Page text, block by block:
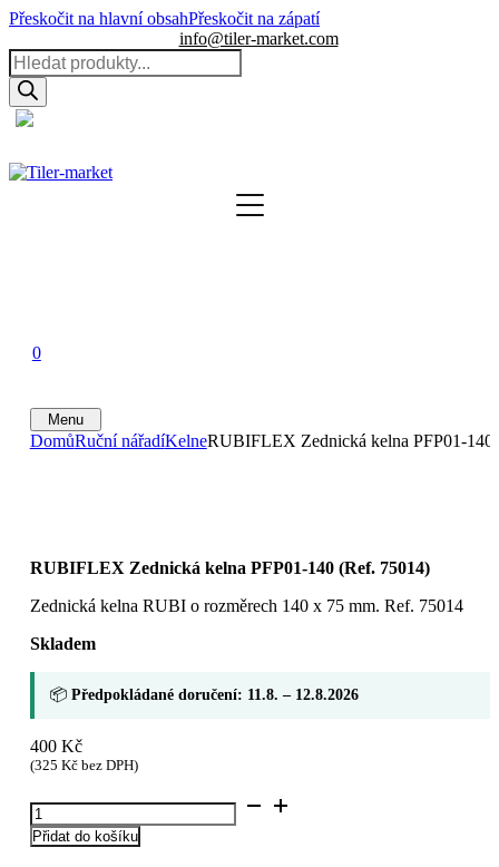
Přeskočit na hlavní obsahPřeskočit na zápatí
info@tiler-market.com
Products
search
0
Menu
DomůRuční nářadíKelneRUBIFLEX Zednická kelna PFP01-140
RUBIFLEX Zednická kelna PFP01-140 (Ref. 75014)
Zednická kelna RUBI o rozměrech 140 x 75 mm. Ref. 75014
Skladem
📦 Předpokládané doručení: 11.8. – 12.8.2026
400 Kč
(325 Kčbez DPH)
RUBIFLEX
Zednická
kelna
Přidat do košíku